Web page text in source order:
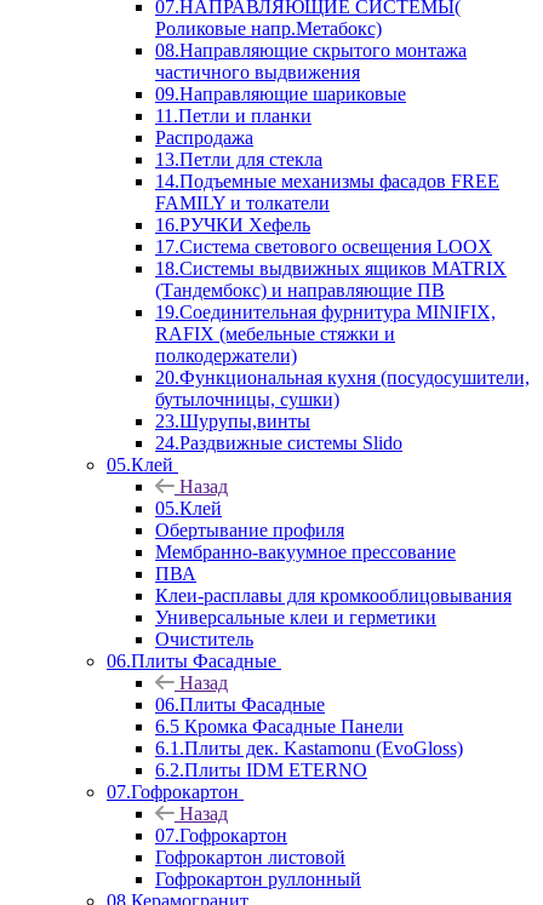
07.НАПРАВЛЯЮЩИЕ СИСТЕМЫ(
Роликовые напр.Метабокс)
08.Направляющие скрытого монтажа
частичного выдвижения
09.Направляющие шариковые
11.Петли и планки
Распродажа
13.Петли для стекла
14.Подъемные механизмы фасадов FREE
FAMILY и толкатели
16.РУЧКИ Хефель
17.Система светового освещения LOOX
18.Системы выдвижных ящиков MATRIX
(Тандембокс) и направляющие ПВ
19.Соединительная фурнитура MINIFIX,
RAFIX (мебельные стяжки и
полкодержатели)
20.Функциональная кухня (посудосушители,
бутылочницы, сушки)
23.Шурупы,винты
24.Раздвижные системы Slido
05.Клей
Назад
05.Клей
Обертывание профиля
Мембранно-вакуумное прессование
ПВА
Клеи-расплавы для кромкооблицовывания
Универсальные клеи и герметики
Очиститель
06.Плиты Фасадные
Назад
06.Плиты Фасадные
6.5 Кромка Фасадные Панели
6.1.Плиты дек. Kastamonu (EvoGloss)
6.2.Плиты IDM ETERNO
07.Гофрокартон
Назад
07.Гофрокартон
Гофрокартон листовой
Гофрокартон руллонный
08.Керамогранит